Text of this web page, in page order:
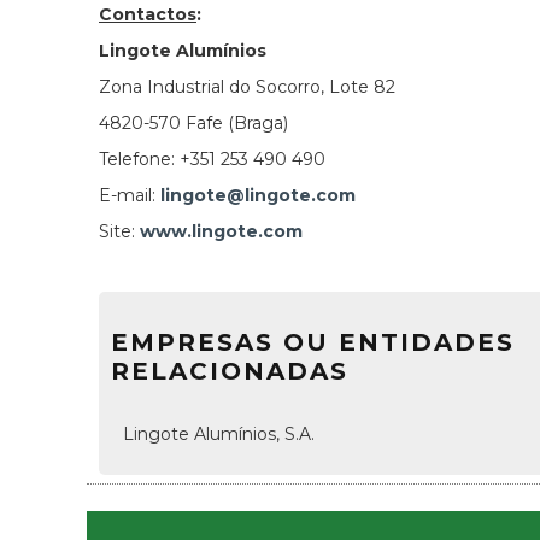
Contactos:
Lingote Alumínios
Zona Industrial do Socorro, Lote 82
4820-570 Fafe (Braga)
Telefone: +351 253 490 490
E-mail: lingote@lingote.com
Site: www.lingote.com
EMPRESAS OU ENTIDADES
RELACIONADAS
Lingote Alumínios, S.A.